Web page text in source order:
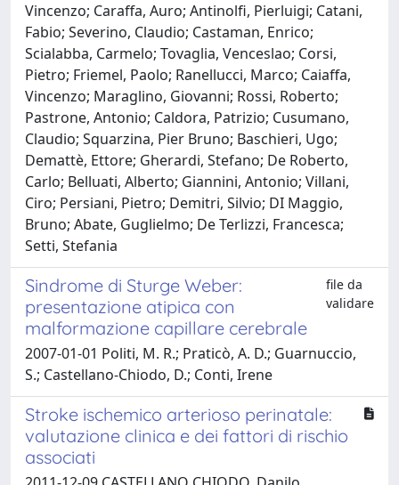
Vincenzo; Caraffa, Auro; Antinolfi, Pierluigi; Catani,
Fabio; Severino, Claudio; Castaman, Enrico;
Scialabba, Carmelo; Tovaglia, Venceslao; Corsi,
Pietro; Friemel, Paolo; Ranellucci, Marco; Caiaffa,
Vincenzo; Maraglino, Giovanni; Rossi, Roberto;
Pastrone, Antonio; Caldora, Patrizio; Cusumano,
Claudio; Squarzina, Pier Bruno; Baschieri, Ugo;
Demattè, Ettore; Gherardi, Stefano; De Roberto,
Carlo; Belluati, Alberto; Giannini, Antonio; Villani,
Ciro; Persiani, Pietro; Demitri, Silvio; DI Maggio,
Bruno; Abate, Guglielmo; De Terlizzi, Francesca;
Setti, Stefania
Sindrome di Sturge Weber:
presentazione atipica con
malformazione capillare cerebrale
file da
validare
2007-01-01 Politi, M. R.; Praticò, A. D.; Guarnuccio,
S.; Castellano-Chiodo, D.; Conti, Irene
Stroke ischemico arterioso perinatale:
valutazione clinica e dei fattori di rischio
associati